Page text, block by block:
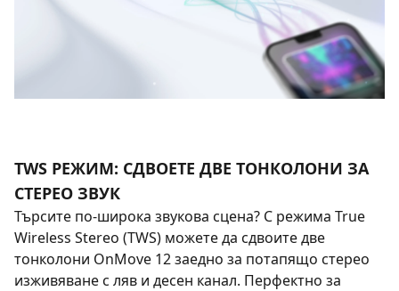
TWS РЕЖИМ: СДВОЕТЕ ДВЕ ТОНКОЛОНИ ЗА
СТЕРЕО ЗВУК
Търсите по-широка звукова сцена? С режима True
Wireless Stereo (TWS) можете да сдвоите две
тонколони OnMove 12 заедно за потапящо стерео
изживяване с ляв и десен канал. Перфектно за